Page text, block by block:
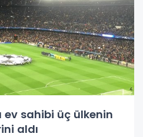
ev sahibi üç ülkenin
aldı